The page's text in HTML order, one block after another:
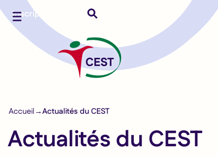
Menu
Inscription
Accueil Actualités du CEST
Actualités du CEST